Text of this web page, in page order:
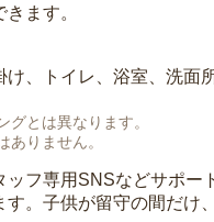
ます。
、トイレ、浴室、洗面
とは異なります。
りません。
フ専用SNSなどサポー
。子供が留守の間だけ